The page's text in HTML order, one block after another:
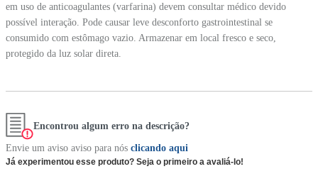
em uso de anticoagulantes (varfarina) devem consultar médico devido
possível interação. Pode causar leve desconforto gastrointestinal se
consumido com estômago vazio. Armazenar em local fresco e seco,
protegido da luz solar direta.
Encontrou algum erro na descrição?
Envie um aviso aviso para nós clicando aqui
Já experimentou esse produto? Seja o primeiro a avaliá-lo!